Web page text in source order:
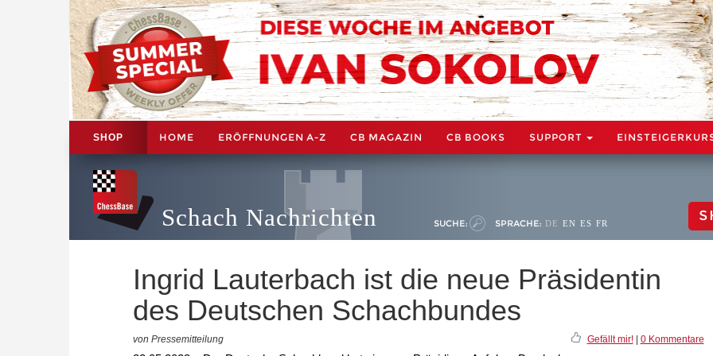
SHOP HOME ERÖFFNUNGEN A-Z CB MAGAZIN CB BOOKS SUPPORT
Schach Nachrichten SUCHE: SPRACHE: DE EN ES FR
Ingrid Lauterbach ist die neue Präsidentin
des Deutschen Schachbundes
von Pressemitteilung Gefällt mir!| 0 Kommentare